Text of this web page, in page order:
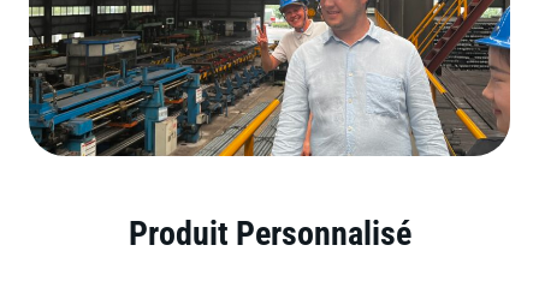
Produit Personnalisé